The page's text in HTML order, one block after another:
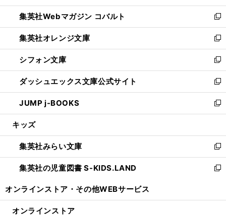
開
く
ウ
で
開
く
ン
ド
ウ
で
開
く
ウ
ィ
ン
ド
ウ
で
開
く
集英社Webマガジン コバルト
新
し
い
ウ
ィ
ン
ド
ウ
で
開
集英社オレンジ文庫
新
し
い
ウ
ィ
ン
ド
ウ
開
く
シフォン文庫
新
し
い
ウ
ィ
ン
ウ
で
開
く
ダッシュエックス文庫公式サイト
新
し
い
ウ
ン
ド
ウ
で
JUMP j-BOOKS
新
し
ウ
ィ
ン
ド
開
キッズ
集英社みらい文庫
新
し
い
ン
集英社の児童図書 S-KIDS.LAND
新
ウ
オンラインストア・ その他WEBサービス
オンラインストア